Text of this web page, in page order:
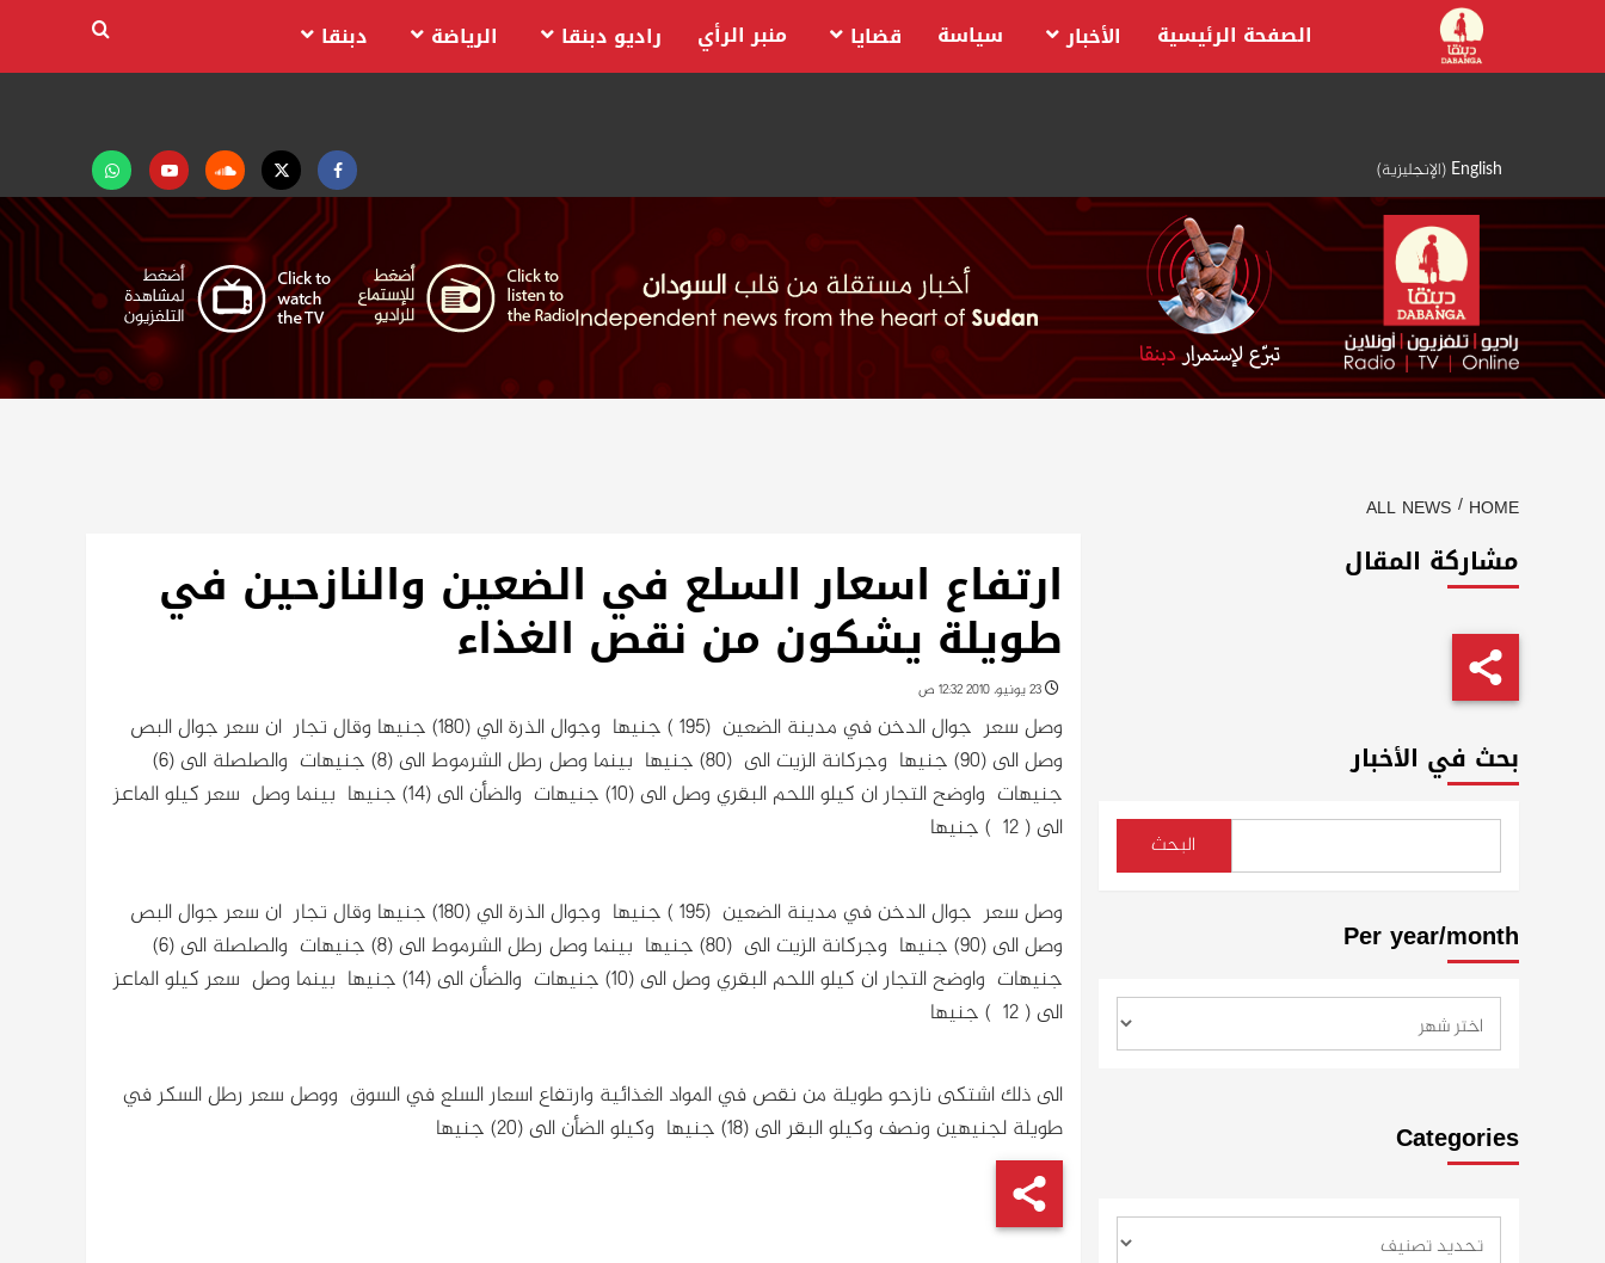
content
English
(الإنجليزية)
Facebook
Twitter
Soundcloud
Youtubeتابعنا
على
واتساب
الصفحة الرئيسية الأخبار سياسة قضايا منبر الرأي راديو دبنقا الرياضة دبنقا
HOME
ALL NEWS
ارتفاع اسعار السلع في الضعين والنازحين في
طويلة يشكون من نقص الغذاء
23 يونيو، 2010 12:32 ص
وصل سعر جوال الدخن في مدينة الضعين (195 ) جنيها وجوال الذرة الي (180) جنيها وقال تجار ان سعر جوال البص
وصل الى (90) جنيها وجركانة الزيت الى (80) جنيها بينما وصل رطل الشرموط الى (8) جنيهات والصلصلة الى (6)
جنيهات واوضح التجار ان كيلو اللحم البقري وصل الى (10) جنيهات والضأن الى (14) جنيها بينما وصل سعر كيلو الماعز
الى ( 12 ) جنيها
وصل سعر جوال الدخن في مدينة الضعين (195 ) جنيها وجوال الذرة الي (180) جنيها وقال تجار ان سعر جوال البص
وصل الى (90) جنيها وجركانة الزيت الى (80) جنيها بينما وصل رطل الشرموط الى (8) جنيهات والصلصلة الى (6)
جنيهات واوضح التجار ان كيلو اللحم البقري وصل الى (10) جنيهات والضأن الى (14) جنيها بينما وصل سعر كيلو الماعز
الى ( 12 ) جنيها
الى ذلك اشتكى نازحو طويلة من نقص في المواد الغذائية وارتفاع اسعار السلع في السوق ووصل سعر رطل السكر في
طويلة لجنيهين ونصف وكيلو البقر الى (18) جنيها وكيلو الضأن الى (20) جنيها
مشاركة المقال
بحث في الأخبار
البحث
Per year/month
Categories